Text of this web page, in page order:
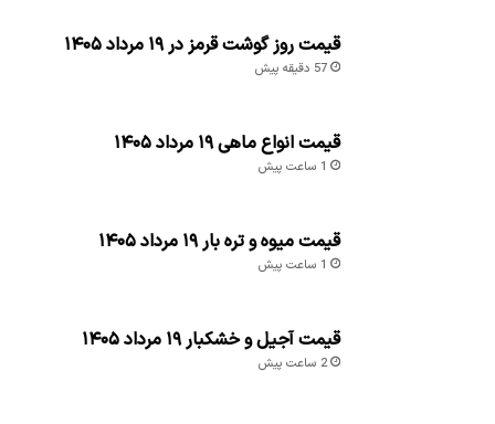
قیمت روز گوشت قرمز در ۱۹ مرداد ۱۴۰۵
57 دقیقه پیش
قیمت انواع ماهی ۱۹ مرداد ۱۴۰۵
1 ساعت پیش
قیمت میوه و تره بار ۱۹ مرداد ۱۴۰۵
1 ساعت پیش
قیمت آجیل و خشکبار ۱۹ مرداد ۱۴۰۵
2 ساعت پیش